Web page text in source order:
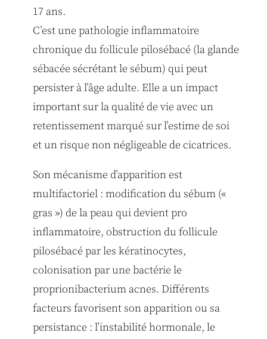
17 ans.
C’est une pathologie inflammatoire
chronique du follicule pilosébacé (la glande
sébacée sécrétant le sébum) qui peut
persister à l’âge adulte. Elle a un impact
important sur la qualité de vie avec un
retentissement marqué sur l’estime de soi
et un risque non négligeable de cicatrices.
Son mécanisme d’apparition est
multifactoriel : modification du sébum («
gras ») de la peau qui devient pro
inflammatoire, obstruction du follicule
pilosébacé par les kératinocytes,
colonisation par une bactérie le
proprionibacterium acnes. Différents
facteurs favorisent son apparition ou sa
persistance : l’instabilité hormonale, le